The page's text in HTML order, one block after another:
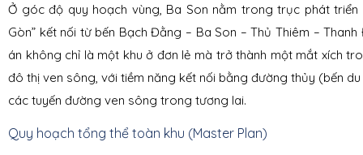
Ở góc độ quy hoạch vùng, Ba Son nằm trong trục phát triển
Gòn” kết nối từ bến Bạch Đằng – Ba Son – Thủ Thiêm –
án không chỉ là một khu ở đơn lẻ mà trở thành một mắt xích
đô thị ven sông, với tiềm năng kết nối bằng đường thủy (bến
các tuyến đường ven sông trong tương lai.
Quy hoạch tổng thể toàn khu (Master Plan)